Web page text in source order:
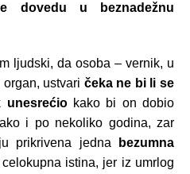
dovedu u beznadežnu
ljudski, da osoba – vernik, u
ustvari čeka ne bi li se
unesrećiokako bi on dobio
i po nekoliko godina, zar
prikrivena jedna
bezumna
istina, jer iz umrlog